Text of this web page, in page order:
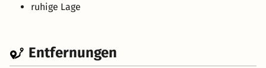
ruhige Lage
Entfernungen